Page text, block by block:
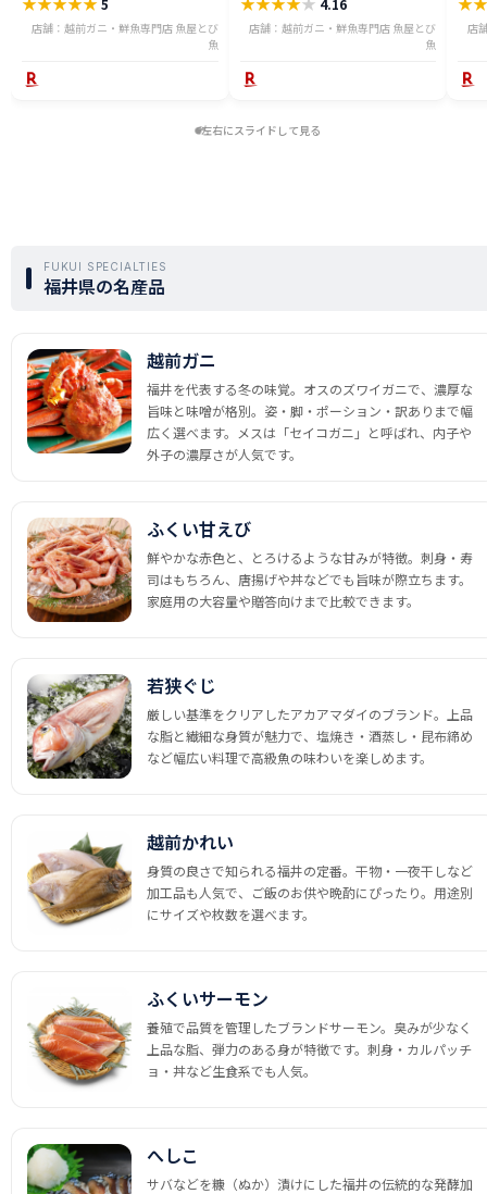
ニ 越前 かに 送料無料 etz-900w
店舗：越前ガニ・鮮魚専門店 魚屋とび
魚
切身 ses2301-12ka
店舗：越前ガニ・鮮魚専門店 魚屋とび
魚
店
左右にスライドして見る
FUKUI SPECIALTIES
福井県の名産品
越前ガニ
福井を代表する冬の味覚。オスのズワイガニで、濃厚な
旨味と味噌が格別。姿・脚・ポーション・訳ありまで幅
広く選べます。メスは「セイコガニ」と呼ばれ、内子や
外子の濃厚さが人気です。
ふくい甘えび
鮮やかな赤色と、とろけるような甘みが特徴。刺身・寿
司はもちろん、唐揚げや丼などでも旨味が際立ちます。
家庭用の大容量や贈答向けまで比較できます。
若狭ぐじ
厳しい基準をクリアしたアカアマダイのブランド。上品
な脂と繊細な身質が魅力で、塩焼き・酒蒸し・昆布締め
など幅広い料理で高級魚の味わいを楽しめます。
越前かれい
身質の良さで知られる福井の定番。干物・一夜干しなど
加工品も人気で、ご飯のお供や晩酌にぴったり。用途別
にサイズや枚数を選べます。
ふくいサーモン
養殖で品質を管理したブランドサーモン。臭みが少なく
上品な脂、弾力のある身が特徴です。刺身・カルパッチ
ョ・丼など生食系でも人気。
へしこ
サバなどを糠（ぬか）漬けにした福井の伝統的な発酵加